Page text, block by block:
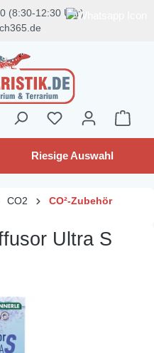
(8:30-12:30 Uhr)
Riesige Auswahl
CO2 CO²-Zubehör
Ultra S